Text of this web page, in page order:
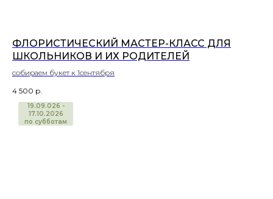
ФЛОРИСТИЧЕСКИЙ МАСТЕР-КЛАСС ДЛЯ
ШКОЛЬНИКОВ И ИХ РОДИТЕЛЕЙ
собираем букет к 1сентября
4 500 р.
19.09.026 -
17.10.2026
по субботам
ПРОШЕДШИЕ МЕРОПРИЯТИЯ